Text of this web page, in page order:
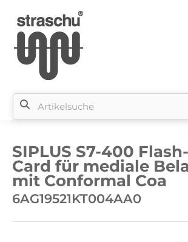
SIPLUS S7-400
Card für mediale
mit Conformal Coa
6AG19521KT004AA0